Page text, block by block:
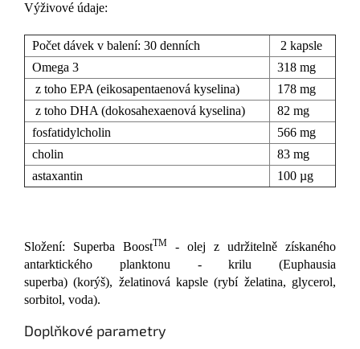
Výživové údaje:
Počet dávek v balení: 30 denních
2 kapsle
Omega 3
318 mg
z toho EPA (eikosapentaenová kyselina)
178 mg
z toho DHA (dokosahexaenová kyselina)
82 mg
fosfatidylcholin
566 mg
cholin
83 mg
astaxantin
100 µg
Složení: Superba BoostTM
- olej z udržitelně získaného
antarktického planktonu - krilu (Euphausia
superba) (korýš), želatinová kapsle (rybí želatina, glycerol,
sorbitol, voda).
Doplňkové parametry